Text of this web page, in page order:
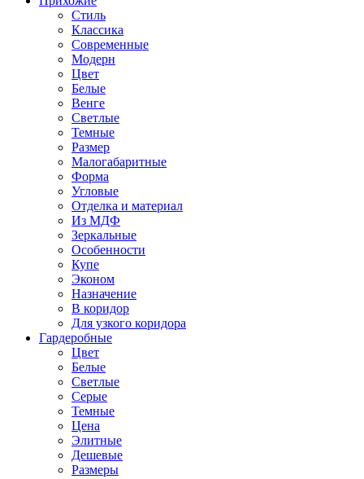
Стиль
Классика
Современные
Модерн
Цвет
Белые
Венге
Светлые
Темные
Размер
Малогабаритные
Форма
Угловые
Отделка и материал
Из МДФ
Зеркальные
Особенности
Купе
Эконом
Назначение
В коридор
Для узкого коридора
Гардеробные
Цвет
Белые
Светлые
Серые
Темные
Цена
Элитные
Дешевые
Размеры